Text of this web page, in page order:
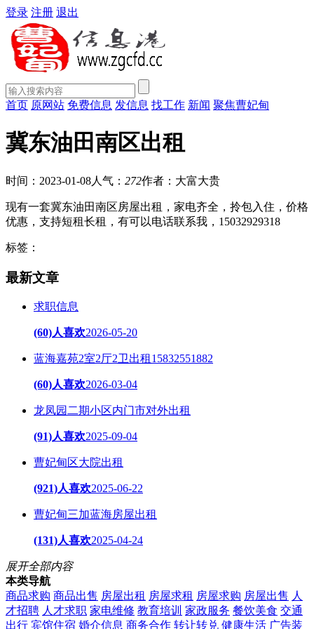
登录 注册 退出
首页 原网站 免费信息 发信息 找工作 新闻 聚焦曹妃甸
冀东油田南区出租
时间：2023-01-08人气： 272作者：大富大贵
现有一套冀东油田南区房屋出租，家电齐全，拎包入住，价格
优惠，支持短租长租，有可以电话联系我，15032929318
标签：
最新文章
求职信息
(60)人喜欢2026-05-20
蓝海嘉苑2室2厅2卫出租15832551882
(60)人喜欢2026-03-04
​龙凤园二期小区内门市对外出租
(91)人喜欢2025-09-04
曹妃甸区大院出租
(921)人喜欢2025-06-22
曹妃甸三加蓝海房屋出租
(131)人喜欢2025-04-24
展开全部内容
本类导航
商品求购 商品出售 房屋出租 房屋求租 房屋求购 房屋出售 人
才招聘 人才求职 家电维修 教育培训 家政服务 餐饮美食 交通
出行 宾馆住宿 婚介信息 商务合作 转让转兑 健康生活 广告装